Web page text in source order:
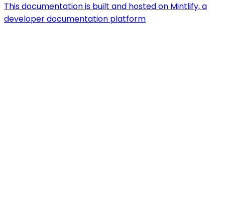
This documentation is built and hosted on Mintlify, a
developer documentation platform